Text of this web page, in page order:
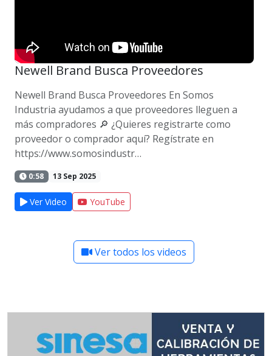
Newell Brand Busca Proveedores
Newell Brand Busca Proveedores En Somos
Industria ayudamos a que proveedores lleguen a
más compradores 🔎 ¿Quieres registrarte como
proveedor o comprador aquí? Regístrate en
https://www.somosindustr…
0:58 13 Sep 2025
Ver Video YouTube
Ver todos los videos